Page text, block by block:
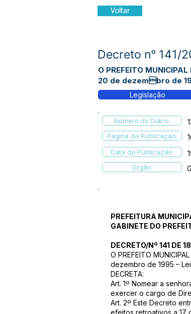
Voltar
Decreto n° 141/
O PREFEITO
20 de dezembro de
Legislação
Número do Diário:
Página da Publicação:
Data da Publicação:
Órgão:
PREFEITURA
GABINETE DO
DECRETO/Nº 141 DE
O PREFEITO
dezembro de 1995 –
DECRETA:
Art. 1º Nomear a
exercer o cargo de
Art. 2º Este Decreto
efeitos retroativos a 17